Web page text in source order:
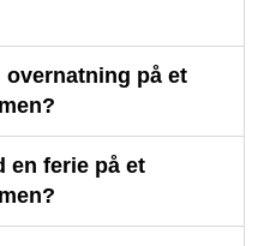
overnatning på et
en ferie på et